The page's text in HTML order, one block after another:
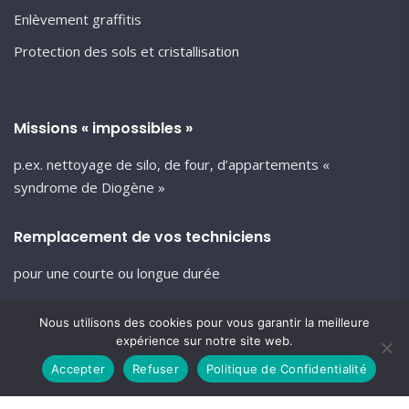
Enlèvement graffitis
Protection des sols et cristallisation
Missions « impossibles »
p.ex. nettoyage de silo, de four, d’appartements «
syndrome de Diogène »
Remplacement de vos techniciens
pour une courte ou longue durée
© Revica 2025 - Revica-nettoyage.be-Mentions légales-Conditions
générales de ventes
Nous utilisons des cookies pour vous garantir la meilleure
expérience sur notre site web.
Accepter
Refuser Politique de Confidentialité